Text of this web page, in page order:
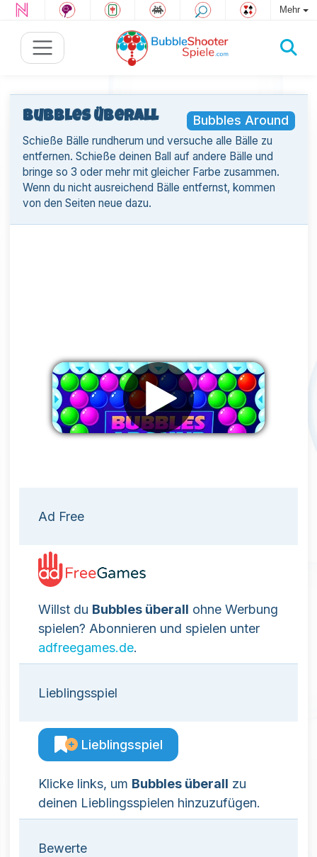
Mehr
Bubbles Around
Bubbles überall
Schieße Bälle rundherum und versuche alle Bälle zu
entfernen. Schieße deinen Ball auf andere Bälle und
bringe so 3 oder mehr mit gleicher Farbe zusammen.
Wenn du nicht ausreichend Bälle entfernst, kommen
von den Seiten neue dazu.
Ad Free
Willst du Bubbles überall ohne Werbung
spielen? Abonnieren und spielen unter
adfreegames.de.
Lieblingsspiel
Lieblingsspiel
Klicke links, um Bubbles überall zu
deinen Lieblingsspielen hinzuzufügen.
Bewerte